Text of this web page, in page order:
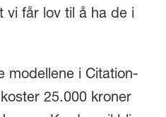
vi får lov til å ha de i
modellene i Citation-
25.000 kroner